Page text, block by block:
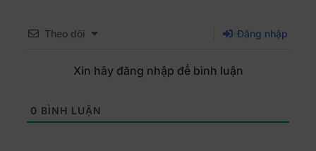
Theo dõi Đăng nhập
Xin hãy đăng nhập để bình luận
0 BÌNH LUẬN